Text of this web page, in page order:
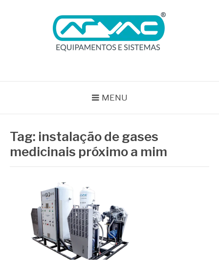
MENU
Tag: instalação de gases
medicinais próximo a mim